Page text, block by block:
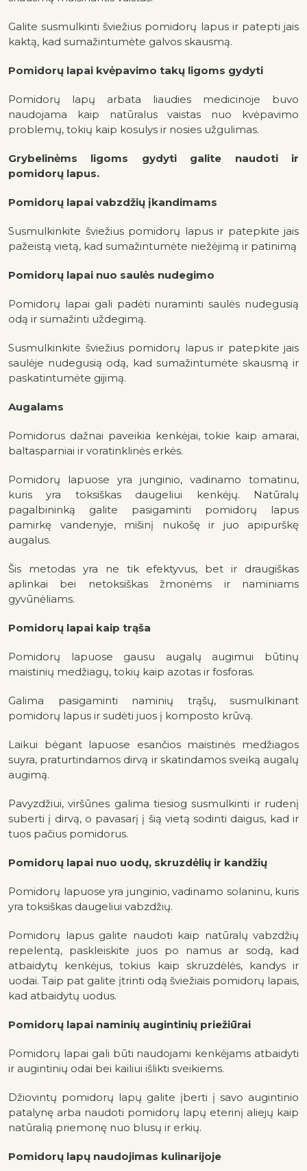
Galite susmulkinti šviežius pomidorų lapus ir patepti jais
kaktą, kad sumažintumėte galvos skausmą.
Pomidorų lapai kvėpavimo takų ligoms gydyti
Pomidorų lapų arbata liaudies medicinoje buvo
naudojama kaip natūralus vaistas nuo kvėpavimo
problemų, tokių kaip kosulys ir nosies užgulimas.
Grybelinėms ligoms gydyti galite naudoti ir
pomidorų lapus.
Pomidorų lapai vabzdžių įkandimams
Susmulkinkite šviežius pomidorų lapus ir patepkite jais
pažeistą vietą, kad sumažintumėte niežėjimą ir patinimą
Pomidorų lapai nuo saulės nudegimo
Pomidorų lapai gali padėti nuraminti saulės nudegusią
odą ir sumažinti uždegimą.
Susmulkinkite šviežius pomidorų lapus ir patepkite jais
saulėje nudegusią odą, kad sumažintumėte skausmą ir
paskatintumėte gijimą.
Augalams
Pomidorus dažnai paveikia kenkėjai, tokie kaip amarai,
baltasparniai ir voratinklinės erkės.
Pomidorų lapuose yra junginio, vadinamo tomatinu,
kuris yra toksiškas daugeliui kenkėjų. Natūralų
pagalbininką galite pasigaminti pomidorų lapus
pamirkę vandenyje, mišinį nukošę ir juo apipurškę
augalus.
Šis metodas yra ne tik efektyvus, bet ir draugiškas
aplinkai bei netoksiškas žmonėms ir naminiams
gyvūnėliams.
Pomidorų lapai kaip trąša
Pomidorų lapuose gausu augalų augimui būtinų
maistinių medžiagų, tokių kaip azotas ir fosforas.
Galima pasigaminti naminių trąšų, susmulkinant
pomidorų lapus ir sudėti juos į komposto krūvą.
Laikui bėgant lapuose esančios maistinės medžiagos
suyra, praturtindamos dirvą ir skatindamos sveiką augalų
augimą.
Pavyzdžiui, viršūnes galima tiesiog susmulkinti ir rudenį
suberti į dirvą, o pavasarį į šią vietą sodinti daigus, kad ir
tuos pačius pomidorus.
Pomidorų lapai nuo uodų, skruzdėlių ir kandžių
Pomidorų lapuose yra junginio, vadinamo solaninu, kuris
yra toksiškas daugeliui vabzdžių.
Pomidorų lapus galite naudoti kaip natūralų vabzdžių
repelentą, paskleiskite juos po namus ar sodą, kad
atbaidytų kenkėjus, tokius kaip skruzdėlės, kandys ir
uodai. Taip pat galite įtrinti odą šviežiais pomidorų lapais,
kad atbaidytų uodus.
Pomidorų lapai naminių augintinių priežiūrai
Pomidorų lapai gali būti naudojami kenkėjams atbaidyti
ir augintinių odai bei kailiui išlikti sveikiems.
Džiovintų pomidorų lapų galite įberti į savo augintinio
patalynę arba naudoti pomidorų lapų eterinį aliejų kaip
natūralią priemonę nuo blusų ir erkių.
Pomidorų lapų naudojimas kulinarijoje